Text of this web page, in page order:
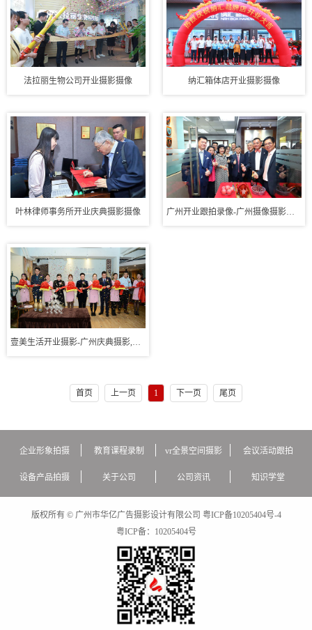
法拉丽生物公司开业摄影摄像 纳汇箱体店开业摄影摄像
叶林律师事务所开业庆典摄影摄像
壹美生活开业摄影-广州庆典摄影,活动摄影
首页 上一页 1 下一页 尾页
企业形象拍摄 教育课程录制 vr全景空间摄影 会议活动跟拍
设备产品拍摄 关于公司 公司资讯 知识学堂
版权所有 © 广州市华亿广告摄影设计有限公司 粤ICP备10205404号-4
粤ICP备：
10205404号